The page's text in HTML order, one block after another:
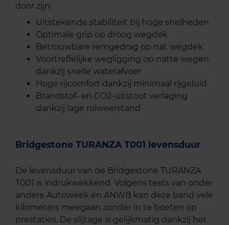
door zijn:
Uitstekende stabiliteit bij hoge snelheden
Optimale grip op droog wegdek
Betrouwbare remgedrag op nat wegdek
Voortreffelijke wegligging op natte wegen
dankzij snelle waterafvoer
Hoge rijcomfort dankzij minimaal rijgeluid
Brandstof- en CO2-uitstoot verlaging
dankzij lage rolweerstand
Bridgestone TURANZA T001 levensduur
De levensduur van de Bridgestone TURANZA
T001 is indrukwekkend. Volgens tests van onder
andere Autoweek en ANWB kan deze band vele
kilometers meegaan zonder in te boeten op
prestaties. De slijtage is gelijkmatig dankzij het